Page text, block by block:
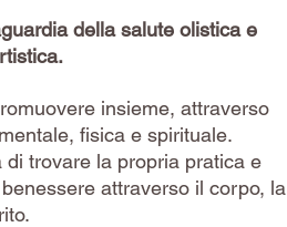
della salute olistica e
insieme, attraverso
fisica e spirituale.
trovare la propria pratica e
attraverso il corpo, la